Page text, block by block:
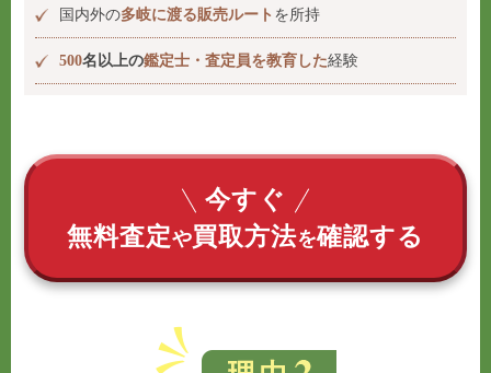
国内外の多岐に渡る販売ルート を所持
500名以上の鑑定士・査定員を教育した経験
今すぐ
無料査定や買取方法を確認する